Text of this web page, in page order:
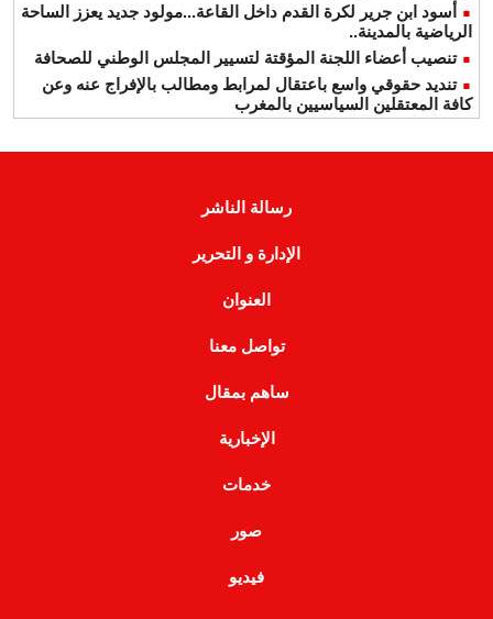
أسود ابن جرير لكرة القدم داخل القاعة...مولود جديد يعزز الساحة
الرياضية بالمدينة..
تنصيب أعضاء اللجنة المؤقتة لتسيير المجلس الوطني للصحافة
تنديد حقوقي واسع باعتقال لمرابط ومطالب بالإفراج عنه وعن
كافة المعتقلين السياسيين بالمغرب
رسالة الناشر
الإدارة و التحرير
العنوان
تواصل معنا
ساهم بمقال
الإخبارية
خدمات
صور
فيديو